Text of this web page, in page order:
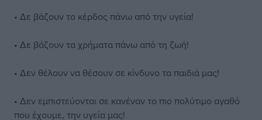
• Δε βάζουν το κέρδος πάνω από την υγεία!
• Δε βάζουν τα χρήματα πάνω από τη ζωή!
• Δεν θέλουν να θέσουν σε κίνδυνο τα παιδιά μας!
• Δεν εμπιστεύονται σε κανέναν το πιο πολύτιμο αγαθό
που έχουμε, την υγεία μας!